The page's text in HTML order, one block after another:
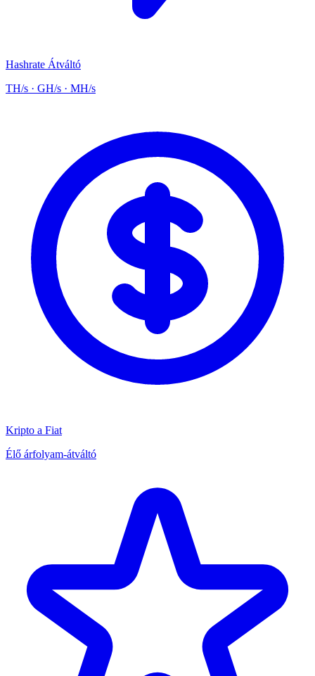
Hashrate Átváltó
TH/s · GH/s · MH/s
Kripto a Fiat
Élő árfolyam-átváltó